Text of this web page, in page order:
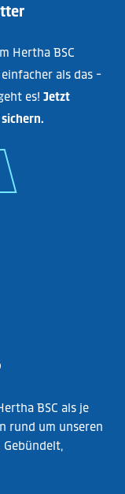
Hertha BSC
als das -
es! Jetzt
BSC als je
rund um unseren
Gebündelt,